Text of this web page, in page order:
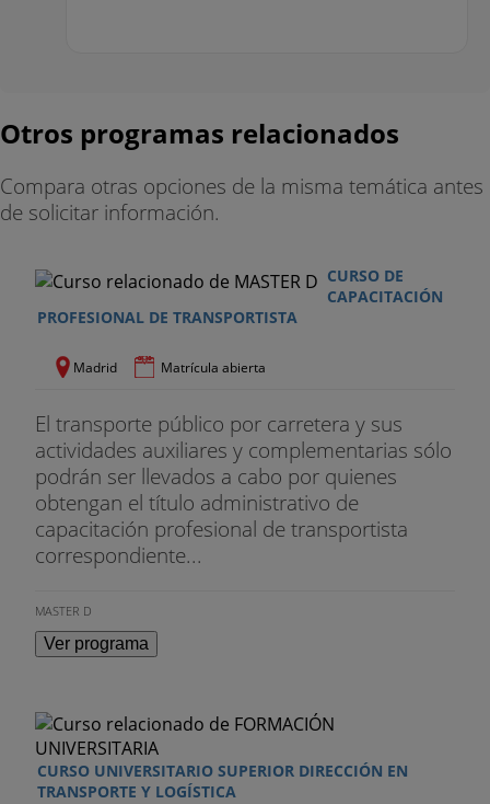
Otros programas relacionados
Compara otras opciones de la misma temática antes
de solicitar información.
CURSO DE
CAPACITACIÓN
PROFESIONAL DE TRANSPORTISTA
Madrid Matrícula abierta
El transporte público por carretera y sus
actividades auxiliares y complementarias sólo
podrán ser llevados a cabo por quienes
obtengan el título administrativo de
capacitación profesional de transportista
correspondiente...
MASTER D
Ver programa
CURSO UNIVERSITARIO SUPERIOR DIRECCIÓN EN
TRANSPORTE Y LOGÍSTICA